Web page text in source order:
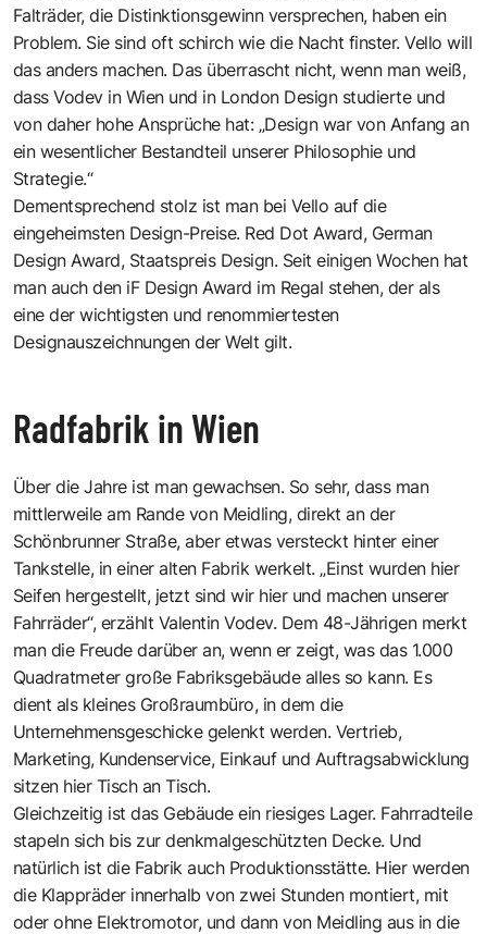
Falträder, die Distinktionsgewinn versprechen, haben ein
Problem. Sie sind oft schirch wie die Nacht finster. Vello will
das anders machen. Das überrascht nicht, wenn man weiß,
dass Vodev in Wien und in London Design studierte und
von daher hohe Ansprüche hat: „Design war von Anfang an
ein wesentlicher Bestandteil unserer Philosophie und
Strategie.“
Dementsprechend stolz ist man bei Vello auf die
eingeheimsten Design-Preise. Red Dot Award, German
Design Award, Staatspreis Design. Seit einigen Wochen hat
man auch den iF Design Award im Regal stehen, der als
eine der wichtigsten und renommiertesten
Designauszeichnungen der Welt gilt.
Radfabrik in Wien
Über die Jahre ist man gewachsen. So sehr, dass man
mittlerweile am Rande von Meidling, direkt an der
Schönbrunner Straße, aber etwas versteckt hinter einer
Tankstelle, in einer alten Fabrik werkelt. „Einst wurden hier
Seifen hergestellt, jetzt sind wir hier und machen unserer
Fahrräder“, erzählt Valentin Vodev. Dem 48-Jährigen merkt
man die Freude darüber an, wenn er zeigt, was das 1.000
Quadratmeter große Fabriksgebäude alles so kann. Es
dient als kleines Großraumbüro, in dem die
Unternehmensgeschicke gelenkt werden. Vertrieb,
Marketing, Kundenservice, Einkauf und Auftragsabwicklung
sitzen hier Tisch an Tisch.
Gleichzeitig ist das Gebäude ein riesiges Lager. Fahrradteile
stapeln sich bis zur denkmalgeschützten Decke. Und
natürlich ist die Fabrik auch Produktionsstätte. Hier werden
die Klappräder innerhalb von zwei Stunden montiert, mit
oder ohne Elektromotor, und dann von Meidling aus in die